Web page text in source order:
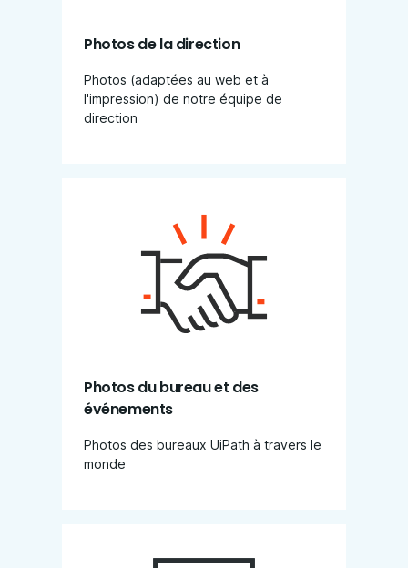
Photos de la direction
Photos (adaptées au web et à
l'impression) de notre équipe de
direction
Photos du bureau et des
événements
Photos des bureaux UiPath à travers le
monde